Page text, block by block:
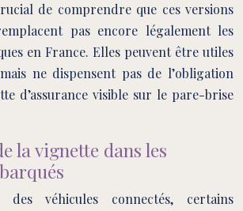
de comprendre que ces versions
pas encore légalement les
en France. Elles peuvent être utiles
ne dispensent pas de l’obligation
d’assurance visible sur le pare-brise
la vignette dans les
des véhicules connectés, certains